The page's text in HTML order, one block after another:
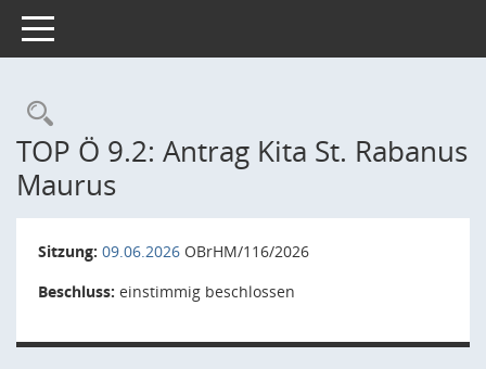
Toggle navigation
Rechercheauswahl
TOP Ö 9.2: Antrag Kita St. Rabanus
Maurus
Sitzung: 09.06.2026 OBrHM/116/2026
Beschluss: einstimmig beschlossen